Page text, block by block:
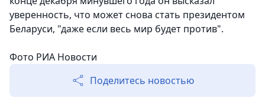
уверенность, что может снова стать президентом
Беларуси, "даже если весь мир будет против".
Фото РИА Новости
Поделитесь новостью